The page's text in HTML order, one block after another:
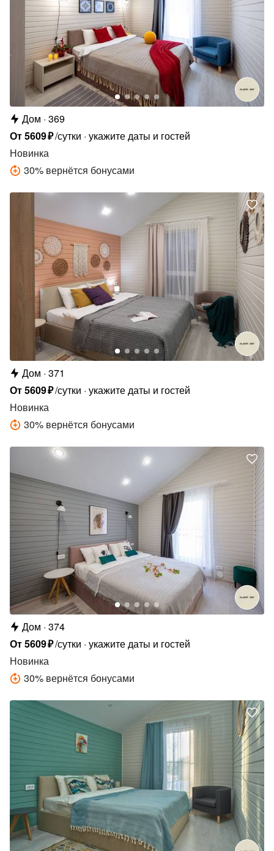
Дом 369
От5609₽/сутки укажите даты и гостей
Новинка
30% вернётся бонусами
Дом 371
От5609₽/сутки укажите даты и гостей
Новинка
30% вернётся бонусами
Дом 374
От5609₽/сутки укажите даты и гостей
Новинка
30% вернётся бонусами